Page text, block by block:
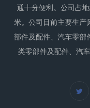
通十分便利。公司占
米。公司目前主要生
部件及配件、汽车零
类零部件及配件、汽